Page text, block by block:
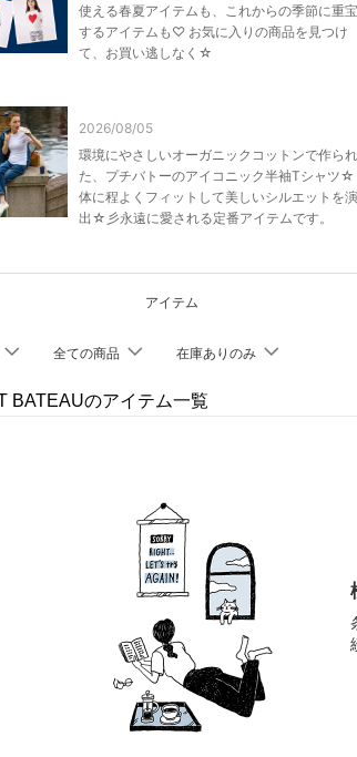
使える春夏アイテムも、これからの季節に重宝
するアイテムも♡ お気に入りの商品を見つけ
て、お買い逃しなく☆
2026/08/05
環境にやさしいオーガニックコットンで作られ
た、プチバトーのアイコニック半袖Tシャツ☆
体に程よくフィットして美しいシルエットを演
出☆彡永遠に愛される定番アイテムです。
アイテム
全ての商品 在庫ありのみ
BATEAUのアイテム一覧